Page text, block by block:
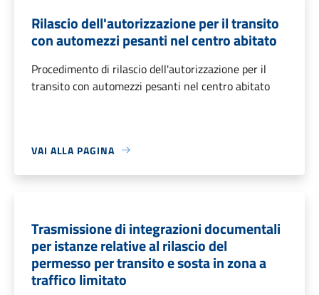
Rilascio dell'autorizzazione per il transito
con automezzi pesanti nel centro abitato
Procedimento di rilascio dell'autorizzazione per il
transito con automezzi pesanti nel centro abitato
VAI ALLA PAGINA
Trasmissione di integrazioni documentali
per istanze relative al rilascio del
permesso per transito e sosta in zona a
traffico limitato